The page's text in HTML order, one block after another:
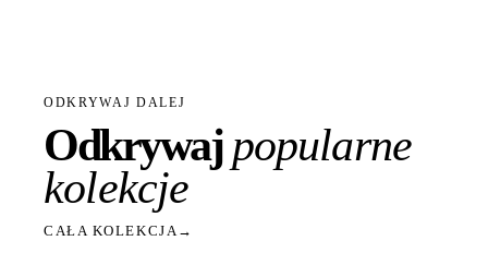
ODKRYWAJ DALEJ
Odkrywajpopularne
kolekcje
CAŁA KOLEKCJA →